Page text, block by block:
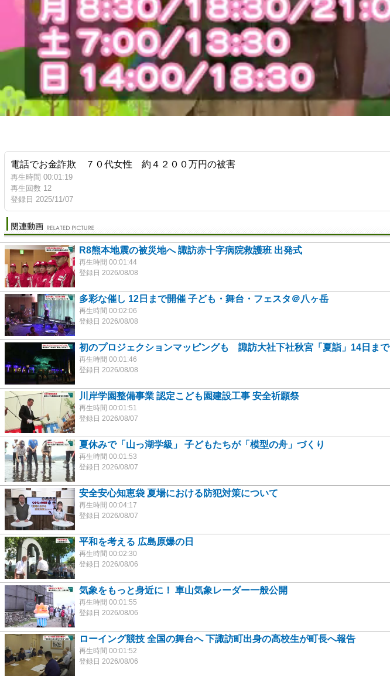
電話でお金詐欺 ７０代女性 約４２００万円の被害
再生時間 00:01:19
再生回数 12
登録日 2025/11/07
R8熊本地震の被災地へ 諏訪赤十字病院救護班 出発式
再生時間 00:01:44
登録日 2026/08/08
多彩な催し 12日まで開催 子ども・舞台・フェスタ＠八ヶ岳
再生時間 00:02:06
登録日 2026/08/08
初のプロジェクションマッピングも 諏訪大社下社秋宮「夏詣」14日まで
再生時間 00:01:46
登録日 2026/08/08
川岸学園整備事業 認定こども園建設工事 安全祈願祭
再生時間 00:01:51
登録日 2026/08/07
夏休みで「山っ湖学級」 子どもたちが「模型の舟」づくり
再生時間 00:01:53
登録日 2026/08/07
安全安心知恵袋 夏場における防犯対策について
再生時間 00:04:17
登録日 2026/08/07
平和を考える 広島原爆の日
再生時間 00:02:30
登録日 2026/08/06
気象をもっと身近に！ 車山気象レーダー一般公開
再生時間 00:01:55
登録日 2026/08/06
ローイング競技 全国の舞台へ 下諏訪町出身の高校生が町長へ報告
再生時間 00:01:52
登録日 2026/08/06